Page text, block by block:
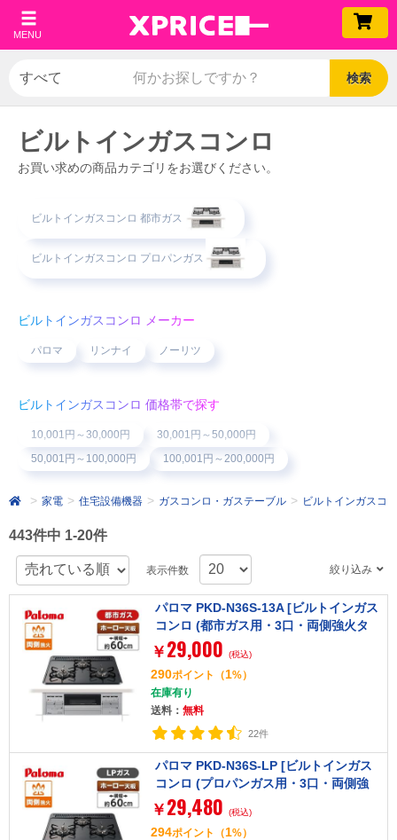
MENU
検索
ビルトインガスコンロ
お買い求めの商品カテゴリをお選びください。
ビルトインガスコンロ 都市ガス
ビルトインガスコンロ プロパンガス
ビルトインガスコンロ メーカー
パロマ リンナイ ノーリツ
ビルトインガスコンロ 価格帯で探す
10,001円～30,000円
30,001円～50,000円
50,001円～100,000円
100,001円～200,000円
家電 住宅設備機器 ガスコンロ・ガステーブル ビルトインガスコ
443件中 1-20件
表示件数 絞り込み
パロマ PKD-N36S-13A [ビルトインガス
コンロ (都市ガス用・3口・両側強火タ
イプ・幅60cm)]
￥ 29,000 (税込)
290ポイント （1%）
在庫有り
送料： 無料
22件
パロマ PKD-N36S-LP [ビルトインガス
コンロ (プロパンガス用・3口・両側強
火タイプ・幅60cm)]
￥ 29,480 (税込)
294ポイント （1%）